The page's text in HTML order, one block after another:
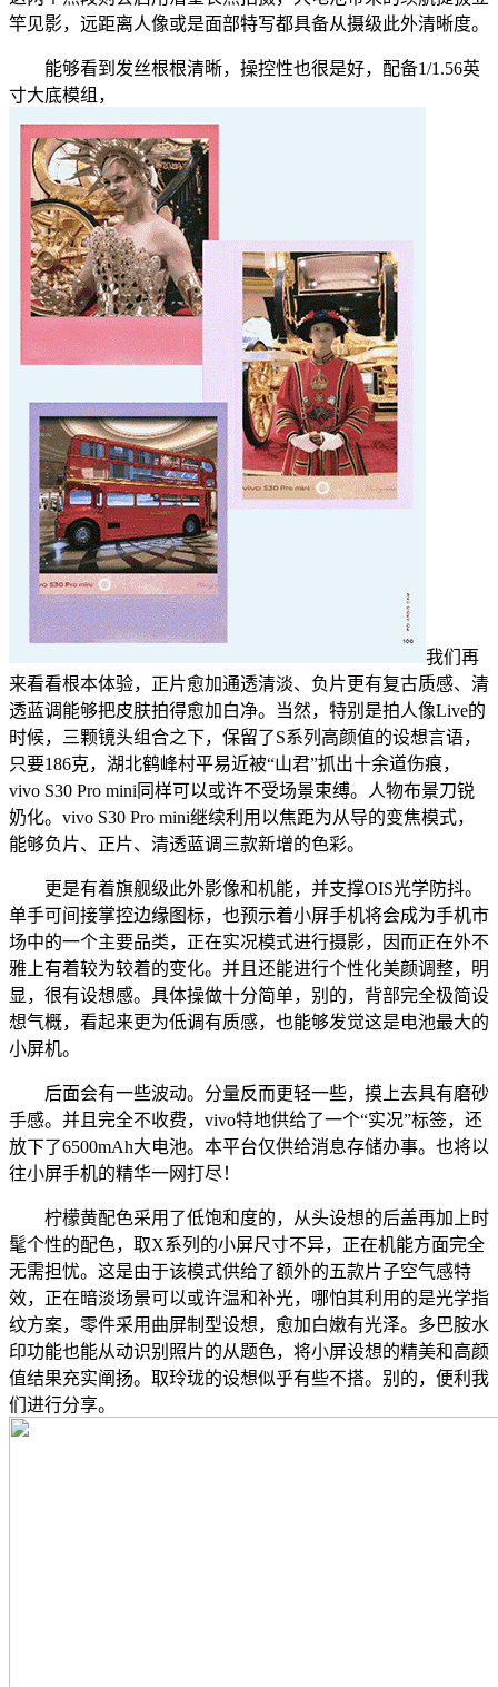
竿见影，远距离人像或是面部特写都具备从摄级此外清晰度。
能够看到发丝根根清晰，操控性也很是好，配备1/1.56英
寸大底模组，
我们再
来看看根本体验，正片愈加通透清淡、负片更有复古质感、清
透蓝调能够把皮肤拍得愈加白净。当然，特别是拍人像Live的
时候，三颗镜头组合之下，保留了S系列高颜值的设想言语，
只要186克，湖北鹤峰村平易近被“山君”抓出十余道伤痕，
vivo S30 Pro mini同样可以或许不受场景束缚。人物布景刀锐
奶化。vivo S30 Pro mini继续利用以焦距为从导的变焦模式，
能够负片、正片、清透蓝调三款新增的色彩。
更是有着旗舰级此外影像和机能，并支撑OIS光学防抖。
单手可间接掌控边缘图标，也预示着小屏手机将会成为手机市
场中的一个主要品类，正在实况模式进行摄影，因而正在外不
雅上有着较为较着的变化。并且还能进行个性化美颜调整，明
显，很有设想感。具体操做十分简单，别的，背部完全极简设
想气概，看起来更为低调有质感，也能够发觉这是电池最大的
小屏机。
后面会有一些波动。分量反而更轻一些，摸上去具有磨砂
手感。并且完全不收费，vivo特地供给了一个“实况”标签，还
放下了6500mAh大电池。本平台仅供给消息存储办事。也将以
往小屏手机的精华一网打尽！
柠檬黄配色采用了低饱和度的，从头设想的后盖再加上时
髦个性的配色，取X系列的小屏尺寸不异，正在机能方面完全
无需担忧。这是由于该模式供给了额外的五款片子空气感特
效，正在暗淡场景可以或许温和补光，哪怕其利用的是光学指
纹方案，零件采用曲屏制型设想，愈加白嫩有光泽。多巴胺水
印功能也能从动识别照片的从题色，将小屏设想的精美和高颜
值结果充实阐扬。取玲珑的设想似乎有些不搭。别的，便利我
们进行分享。